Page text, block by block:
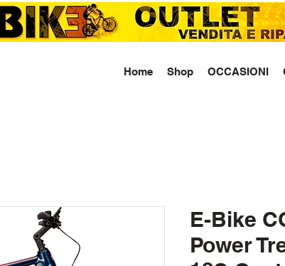
Home Shop OCCASIONI
E-Bike
Power